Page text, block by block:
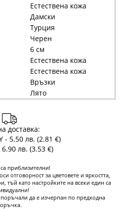
Естествена кожа
Дамски
Турция
Черен
6 см
Естествена кожа
Естествена кожа
Връзки
Лято
доставка:
- 5.50 лв. (2.81 €)
лв. (3.53 €)
приблизителни!
отговорност за цветовете и яркостта,
тъй като настройките на всеки един са
да е изчерпан по предходна